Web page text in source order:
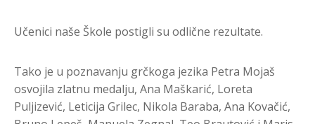
Učenici naše Škole postigli su odlične rezultate.
Tako je u poznavanju grčkoga jezika Petra Mojaš
osvojila zlatnu medalju, Ana Maškarić, Loreta
Puljizević, Leticija Grilec, Nikola Baraba, Ana Kovačić,